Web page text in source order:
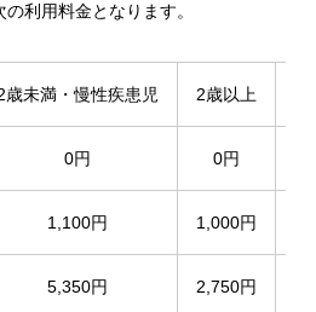
利用料金となります。
歳未満・慢性疾患児 2歳以上
0円 0円
1,100円 1,000円
5,350円 2,750円